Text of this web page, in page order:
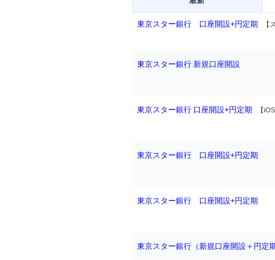
東京スター銀行 口座開設+円定期 【
東京スター銀行 新規口座開設
東京スター銀行 口座開設+円定期 【
東京スター銀行 口座開設+円定期
東京スター銀行 口座開設+円定期
東京スター銀行（新規口座開設＋円定